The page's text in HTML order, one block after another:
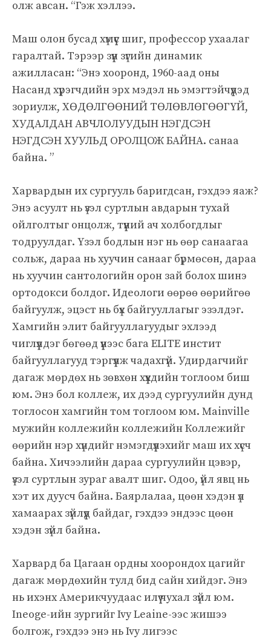
олж авсан. “Гэж хэллээ.
Маш олон бусад хүмүүс шиг, профессор ухаалаг
гаралтай. Тэрээр зүүн зүгийн динамик
ажилласан: “Энэ хооронд, 1960-аад оны
Насанд хүрэгчдийн эрх мэдэл нь эмэгтэйчүүдэд
зориулж, ХӨДӨЛГӨӨНИЙ ТӨЛӨВЛӨГӨӨГҮЙ,
ХУДАЛДАН АВЧЛОЛУУДЫН НЭГДСЭН
НЭГДСЭН ХУУЛЬД ОРОЛЦОЖ БАЙНА. санаа
байна. ”
Харвардын их сургууль баригдсан, гэхдээ яаж?
Энэ асуулт нь үзэл суртлын авдарын тухай
ойлголтыг онцолж, түүний ач холбогдлыг
тодруулдаг. Үзэл бодлын нэг нь өөр санаагаа
сольж, дараа нь хуучин санааг бүрмөсөн, дараа
нь хуучин сантологийн орон зай болох шинэ
ортодокси болдог. Идеологи өөрөө өөрийгөө
байгуулж, эцэст нь бүх байгууллагыг эзэлдэг.
Хамгийн элит байгууллагуудыг эхлээд
чиглүүлдэг бөгөөд үүнээс бага ELITE инстит
байгууллагууд тэргүүлж чадахгүй. Удирдагчийг
дагаж мөрдөх нь зөвхөн хүүхдийн тоглоом биш
юм. Энэ бол коллеж, их дээд сургуулийн дунд
тоглосон хамгийн том тоглоом юм. Mainville
мужийн коллежийн коллежийн Коллежийг
өөрийн нэр хүндийг нэмэгдүүлэхийг маш их хүсч
байна. Хичээлийн дараа сургуулийн цэвэр,
үзэл суртлын зураг авалт шиг. Одоо, үйл явц нь
хэт их дуусч байна. Баярлалаа, цөөн хэдэн үл
хамаарах зүйлүүд байдаг, гэхдээ эндээс цөөн
хэдэн зүйл байна.
Харвард ба Цагаан ордны хоорондох цагийг
дагаж мөрдөхийн тулд бид сайн хийдэг. Энэ
нь ихэнх Америкчуудаас илүү чухал зүйл юм.
Ineoge-ийн зургийг Ivy Leaine-ээс жишээ
болгож, гэхдээ энэ нь Ivy лигээс